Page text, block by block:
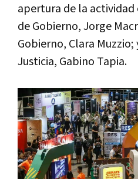
apertura de la
de Gobierno, Jorge
Gobierno, Clara
Justicia, Gabino Tapia.